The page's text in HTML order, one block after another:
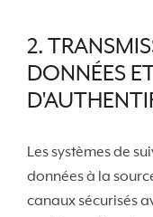
2.
DONNÉES
Les systèmes de
données à la
canaux sécurisés